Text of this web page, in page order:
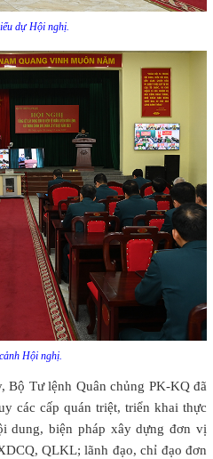
dự Hội nghị.
Hội nghị.
Bộ Tư lệnh Quân chủng PK-KQ đã
các cấp quán triệt, triển khai thực
dung, biện pháp xây dựng đơn vị
QLKL; lãnh đạo, chỉ đạo đơn